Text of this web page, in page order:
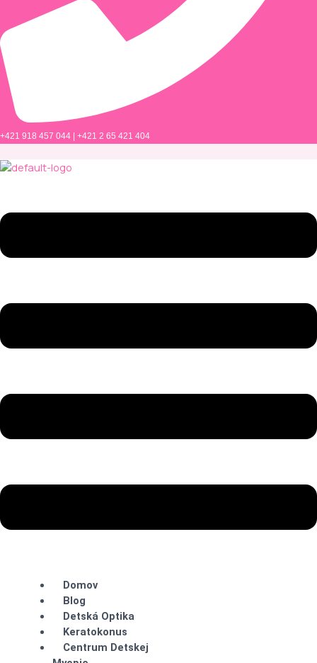
+421 918 457 044 | +421 2 65 421 404
Domov
Blog
Detská Optika
Keratokonus
Centrum Detskej